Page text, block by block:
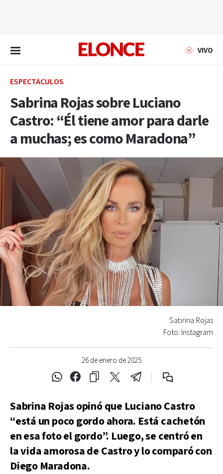
VIVO
ESPECTÁCULOS
Sabrina Rojas sobre Luciano
Castro: “Él tiene amor para darle
a muchas; es como Maradona”
26 de enero de 2025
Sabrina Rojas
Foto: Instagram
Sabrina Rojas opinó que Luciano Castro
“está un poco gordo ahora. Está cachetón
en esa foto el gordo”. Luego, se centró en
la vida amorosa de Castro y lo comparó con
Diego Maradona.